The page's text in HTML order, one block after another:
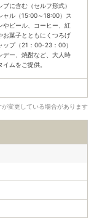
に含む（セルフ形式）
ル（15:00～18:00）ス
やビール、コーヒー、紅
お菓子とともにくつろげ
プ（21：00-23：00）
デー、焼酎など、大人時
ムをご提供。
変更している場合があります